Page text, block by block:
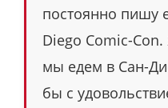
постоянно пишу
Diego Comic-
мы едем в Сан-
бы с